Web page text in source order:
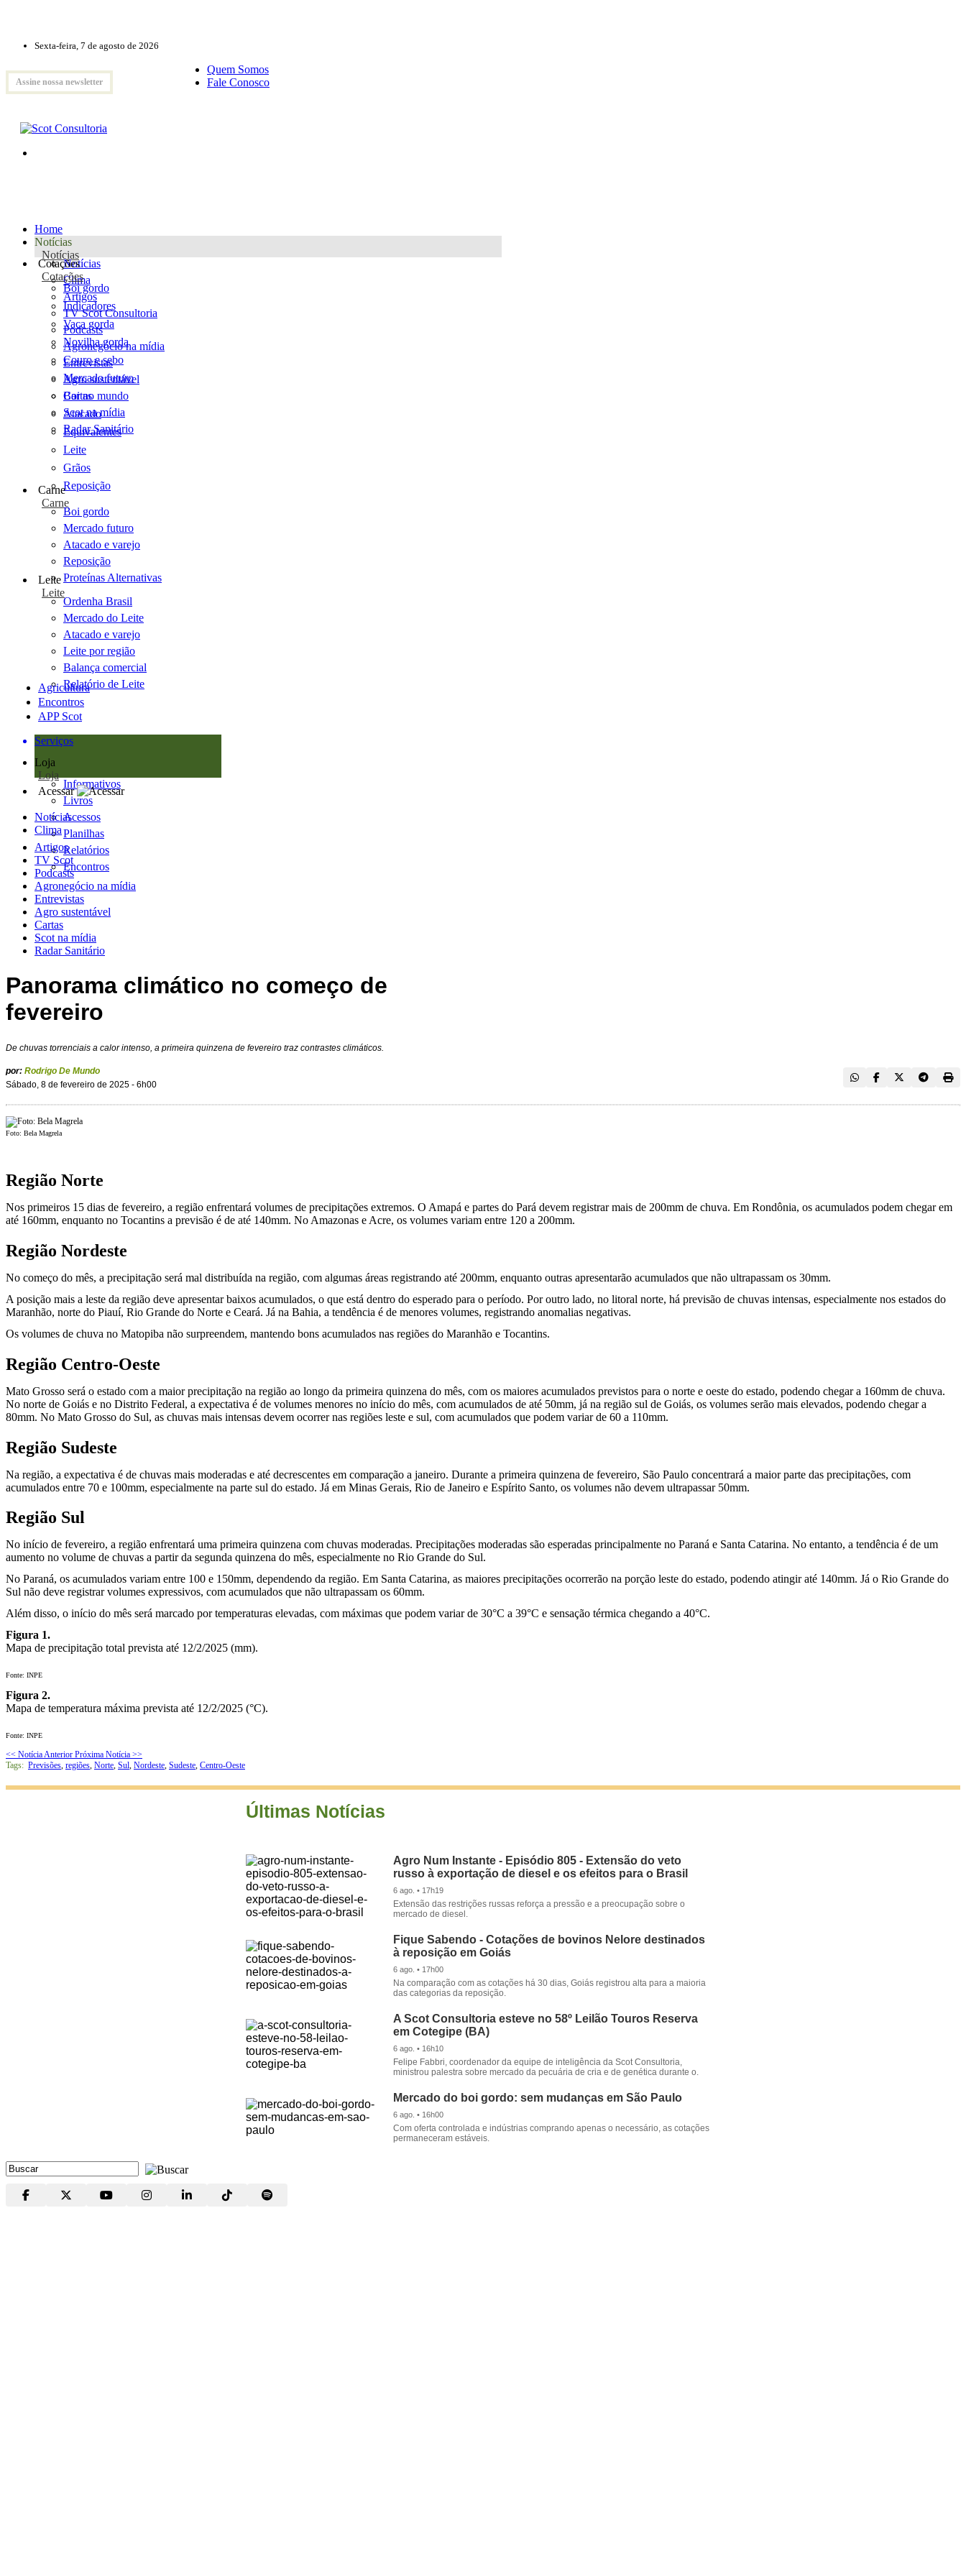
Sexta-feira, 7 de agosto de 2026
Assine nossa newsletter
Quem Somos
Fale Conosco
Home
Notícias
Notícias
Notícias
Clima
Artigos
TV Scot Consultoria
Podcasts
Agronegócio na mídia
Entrevistas
Agro sustentável
Cartas
Scot na mídia
Radar Sanitário
Cotações
Cotações
Boi gordo
Indicadores
Vaca gorda
Novilha gorda
Couro e sebo
Mercado futuro
Boi no mundo
Atacado
Equivalentes
Leite
Grãos
Reposição
Carne
Carne
Boi gordo
Mercado futuro
Atacado e varejo
Reposição
Proteínas Alternativas
Leite
Leite
Ordenha Brasil
Mercado do Leite
Atacado e varejo
Leite por região
Balança comercial
Relatório de Leite
Agricultura
Encontros
APP Scot
Serviços
Loja
Loja
Informativos
Livros
Acessos
Planilhas
Relatórios
Encontros
Acessar
Notícias
Clima
Artigos
TV Scot
Podcasts
Agronegócio na mídia
Entrevistas
Agro sustentável
Cartas
Scot na mídia
Radar Sanitário
Panorama climático no começo de
fevereiro
De chuvas torrenciais a calor intenso, a primeira quinzena de fevereiro traz contrastes climáticos.
por: Rodrigo De Mundo
Sábado, 8 de fevereiro de 2025 - 6h00
Foto: Bela Magrela
Região Norte
Nos primeiros 15 dias de fevereiro, a região enfrentará volumes de precipitações extremos. O Amapá e partes do Pará devem registrar mais de 200mm de chuva. Em Rondônia, os acumulados podem chegar em
até 160mm, enquanto no Tocantins a previsão é de até 140mm. No Amazonas e Acre, os volumes variam entre 120 a 200mm.
Região Nordeste
No começo do mês, a precipitação será mal distribuída na região, com algumas áreas registrando até 200mm, enquanto outras apresentarão acumulados que não ultrapassam os 30mm.
A posição mais a leste da região deve apresentar baixos acumulados, o que está dentro do esperado para o período. Por outro lado, no litoral norte, há previsão de chuvas intensas, especialmente nos estados do
Maranhão, norte do Piauí, Rio Grande do Norte e Ceará. Já na Bahia, a tendência é de menores volumes, registrando anomalias negativas.
Os volumes de chuva no Matopiba não surpreendem, mantendo bons acumulados nas regiões do Maranhão e Tocantins.
Região Centro-Oeste
Mato Grosso será o estado com a maior precipitação na região ao longo da primeira quinzena do mês, com os maiores acumulados previstos para o norte e oeste do estado, podendo chegar a 160mm de chuva.
No norte de Goiás e no Distrito Federal, a expectativa é de volumes menores no início do mês, com acumulados de até 50mm, já na região sul de Goiás, os volumes serão mais elevados, podendo chegar a
80mm. No Mato Grosso do Sul, as chuvas mais intensas devem ocorrer nas regiões leste e sul, com acumulados que podem variar de 60 a 110mm.
Região Sudeste
Na região, a expectativa é de chuvas mais moderadas e até decrescentes em comparação a janeiro. Durante a primeira quinzena de fevereiro, São Paulo concentrará a maior parte das precipitações, com
acumulados entre 70 e 100mm, especialmente na parte sul do estado. Já em Minas Gerais, Rio de Janeiro e Espírito Santo, os volumes não devem ultrapassar 50mm.
Região Sul
No início de fevereiro, a região enfrentará uma primeira quinzena com chuvas moderadas. Precipitações moderadas são esperadas principalmente no Paraná e Santa Catarina. No entanto, a tendência é de um
aumento no volume de chuvas a partir da segunda quinzena do mês, especialmente no Rio Grande do Sul.
No Paraná, os acumulados variam entre 100 e 150mm, dependendo da região. Em Santa Catarina, as maiores precipitações ocorrerão na porção leste do estado, podendo atingir até 140mm. Já o Rio Grande do
Sul não deve registrar volumes expressivos, com acumulados que não ultrapassam os 60mm.
Além disso, o início do mês será marcado por temperaturas elevadas, com máximas que podem variar de 30°C a 39°C e sensação térmica chegando a 40°C.
Figura 1.
Mapa de precipitação total prevista até 12/2/2025 (mm).
Fonte: INPE
Figura 2.
Mapa de temperatura máxima prevista até 12/2/2025 (°C).
Fonte: INPE
<< Notícia Anterior Próxima Notícia >>
Tags: Previsões, regiões, Norte, Sul, Nordeste, Sudeste, Centro-Oeste
Últimas Notícias
Agro Num Instante - Episódio 805 - Extensão do veto
russo à exportação de diesel e os efeitos para o Brasil
6 ago. • 17h19
Extensão das restrições russas reforça a pressão e a preocupação sobre o
mercado de diesel.
Fique Sabendo - Cotações de bovinos Nelore destinados
à reposição em Goiás
6 ago. • 17h00
Na comparação com as cotações há 30 dias, Goiás registrou alta para a maioria
das categorias da reposição.
A Scot Consultoria esteve no 58º Leilão Touros Reserva
em Cotegipe (BA)
6 ago. • 16h10
Felipe Fabbri, coordenador da equipe de inteligência da Scot Consultoria,
ministrou palestra sobre mercado da pecuária de cria e de genética durante o.
Mercado do boi gordo: sem mudanças em São Paulo
6 ago. • 16h00
Com oferta controlada e indústrias comprando apenas o necessário, as cotações
permaneceram estáveis.